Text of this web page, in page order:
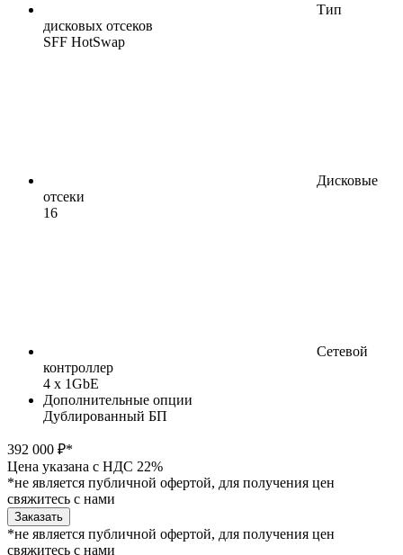
Тип
дисковых отсеков
SFF HotSwap
Дисковые
отсеки
16
Сетевой
контроллер
4 x 1GbE
Дополнительные опции
Дублированный БП
392 000 ₽*
Цена указана с НДС 22%
*не является публичной офертой, для получения цен
свяжитесь с нами
Заказать
*не является публичной офертой, для получения цен
свяжитесь с нами